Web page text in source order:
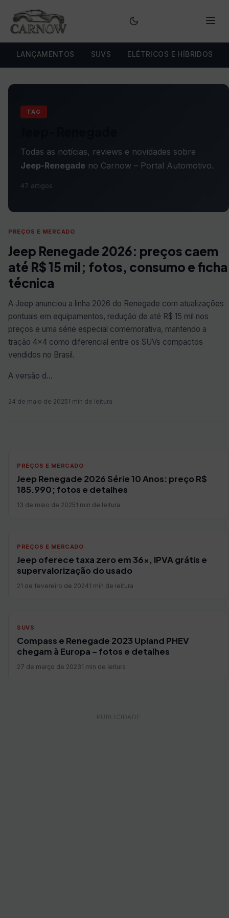
LANÇAMENTOS SUVS ELÉTRICOS E HÍBRIDOS
TAG
Todas as notícias, reviews e novidades sobre
Jeep-Renegade no Carnow – Portal Automotivo.
47 artigos
PREÇOS E MERCADO
Jeep Renegade 2026: preços caem
até R$ 15 mil; fotos, consumo e ficha
técnica
A Jeep anunciou a linha 2026 do Renegade com atualizações
pontuais em equipamentos, redução de até R$ 15 mil nos
preços e uma série especial comemorativa, mantendo a
tração 4×4 como diferencial entre os SUVs compactos
vendidos no Brasil.
A versão d…
24 de maio de 20251 min de leitura
PREÇOS E MERCADO
Jeep Renegade 2026 Série 10 Anos: preço R$
185.990; fotos e detalhes
13 de maio de 20251 min de leitura
PREÇOS E MERCADO
Jeep oferece taxa zero em 36x, IPVA grátis e
supervalorização do usado
21 de fevereiro de 20241 min de leitura
SUVS
Compass e Renegade 2023 Upland PHEV
chegam à Europa – fotos e detalhes
27 de março de 20231 min de leitura